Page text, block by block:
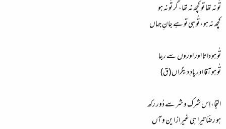
تُو نہ تھا تو کچھ نہ تھا، گر تُو نہ ہو​
کچھ نہ ہو، تُو ہی تو ہے جانِ جہاں​
تُو ہو داتا اور اوروں سے رجا​
تُو ہو آقا اور یادِ دیگراں (ق)​
التجا، اِس شرک و شر سے دُور رکھ​
ہو رضؔا تیرا ہی غیر از این و آں​